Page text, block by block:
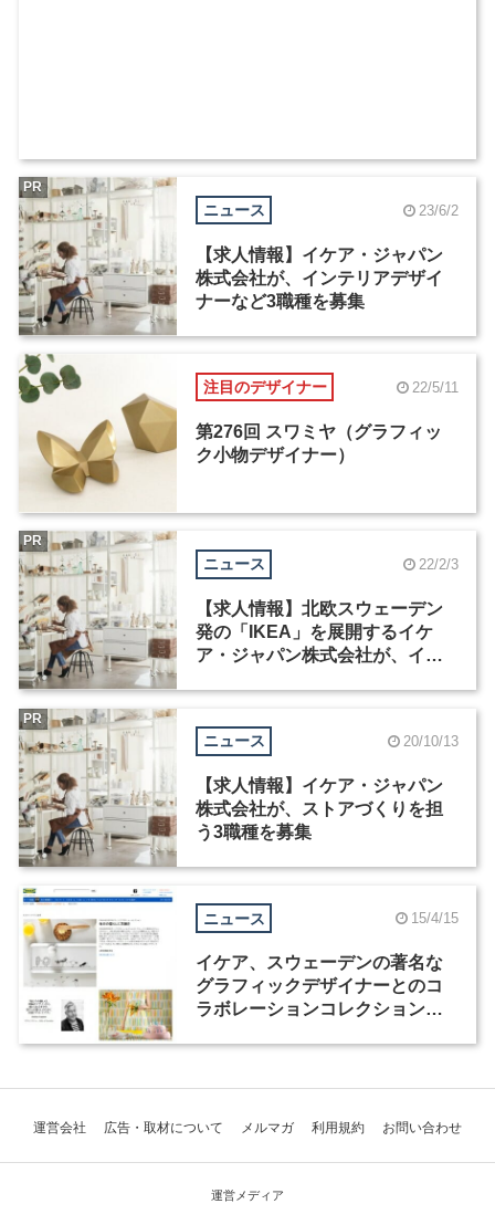
ニュース 23/6/2
【求人情報】イケア・ジャパン
株式会社が、インテリアデザイ
ナーなど3職種を募集
PR
注目のデザイナー 22/5/11
第276回 スワミヤ（グラフィッ
ク小物デザイナー）
ニュース 22/2/3
【求人情報】北欧スウェーデン
発の「IKEA」を展開するイケ
ア・ジャパン株式会社が、イン
PR
ニュース 20/10/13
【求人情報】イケア・ジャパン
株式会社が、ストアづくりを担
う3職種を募集
PR
ニュース 15/4/15
イケア、スウェーデンの著名な
グラフィックデザイナーとのコ
ラボレーションコレクションを
運営会社 広告・取材について メルマガ 利用規約 お問い合わせ
運営メディア